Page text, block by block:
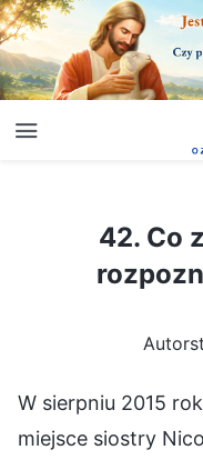
42. Co zyskałem dzięki
42. Co
W sierpniu 2015
miejsce siostry